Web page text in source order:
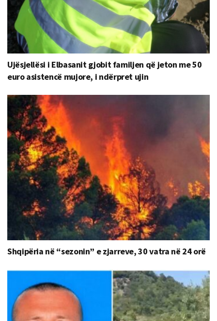
Ujësjellësi i Elbasanit gjobit familjen që jeton me 50
euro asistencë mujore, i ndërpret ujin
Shqipëria në “sezonin” e zjarreve, 30 vatra në 24 orë